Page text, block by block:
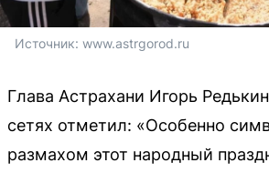
Источник: www.astrgorod.ru
Глава Астрахани Игорь
сетях отметил: «Особенно
размахом этот народный